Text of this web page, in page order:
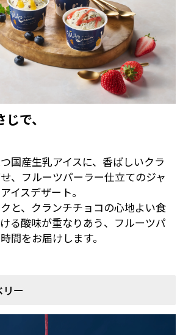
で、
国産生乳アイスに、香ばしいクラ
、フルーツパーラー仕立てのジャ
イスデザート。
と、クランチチョコの心地よい食
る酸味が重なりあう、フルーツパ
間をお届けします。
ー